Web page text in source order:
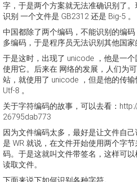
字，于是两个方案就无法准确识别了
识别 一个文件是 GB2312 还是 Big-5 。
中国都除了两个编码，不能识别的编
多编码，于是程序员无法识别其他国家
于是这时，出现了 unicode ，他是一
使用它。后来在 网络的发展，人们为
站，就使用了 unicode ，但是他的传
Utf-8 。
关于字符编码的故事，可以去看：
26795dab773
因为文件编码太多，最好是让文件自
是 WR 就说，在文件开始使用两个字
码。于是这就叫文件带签名，这样可
读取文件。